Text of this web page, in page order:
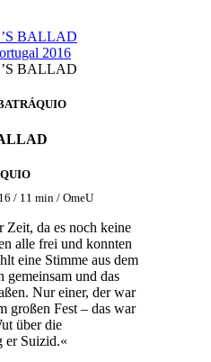
BALLAD
2016
BALLAD
/ 11 min / OmeU
Zeit, da es noch keine
alle frei und konnten
eine Stimme aus dem
und das
Nur einer, der war
großen Fest – das war
über die
er Suizid.«